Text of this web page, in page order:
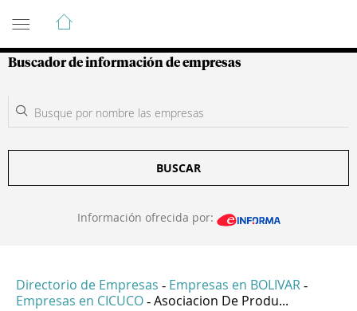
Guía de Empresas Colombianas
Buscador de información de empresas
BUSCAR
Información ofrecida por:
Directorio de Empresas - Empresas en BOLIVAR -
Empresas en CICUCO - Asociacion De Produ...